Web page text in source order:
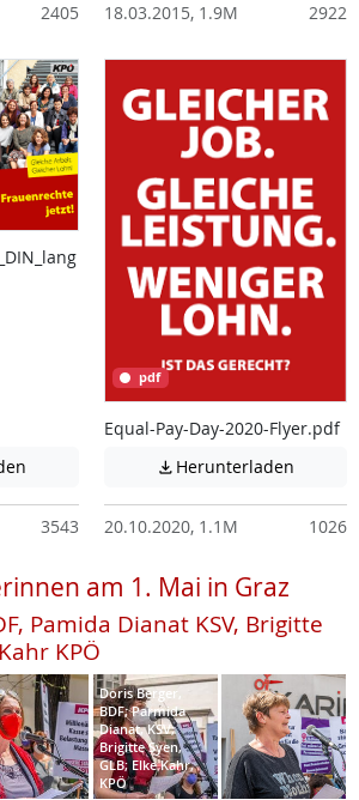
2405 18.03.2015, 1.9M 2922
Achtung: Diese Datei enthält unter
3543
pdf
Equal-Pay-Day-2020-Flyer.pdf
 Herunterladen
20.10.2020, 1.1M 1026
am 1. Mai in Graz
Pamida Dianat KSV, Brigitte
KPÖ
Doris Berger,
BDF; Parmida
Dianat, KSV;
Brigitte Syen,
GLB; Elke Kahr,
KPÖ